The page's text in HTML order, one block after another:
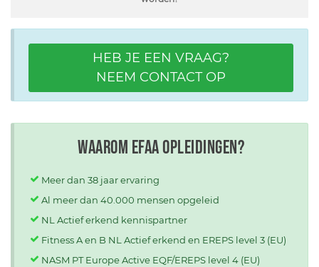
HEB JE EEN VRAAG?
NEEM CONTACT OP
Waarom EFAA opleidingen?
Meer dan 38 jaar ervaring
Al meer dan 40.000 mensen opgeleid
NL Actief erkend kennispartner
Fitness A en B NL Actief erkend en EREPS level 3 (EU)
NASM PT Europe Active EQF/EREPS level 4 (EU)